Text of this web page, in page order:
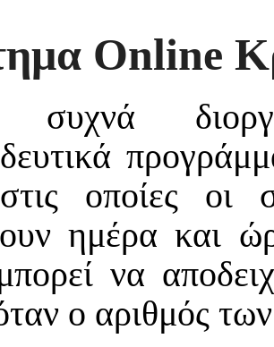
Online
οποίες οι
ημέρα και
να
ο αριθμός